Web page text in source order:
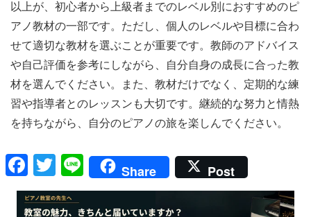
以上が、初心者から上級者までのレベル別におすすめのピ
アノ教材の一部です。ただし、個人のレベルや目標に合わ
せて適切な教材を選ぶことが重要です。教師のアドバイス
や自己評価を参考にしながら、自分自身の成長に合った教
材を選んでください。また、教材だけでなく、定期的な練
習や指導者とのレッスンも大切です。継続的な努力と情熱
を持ちながら、自分のピアノの旅を楽しんでください。
F
a
c
T
wi
tt
Li
n
e
Share Post